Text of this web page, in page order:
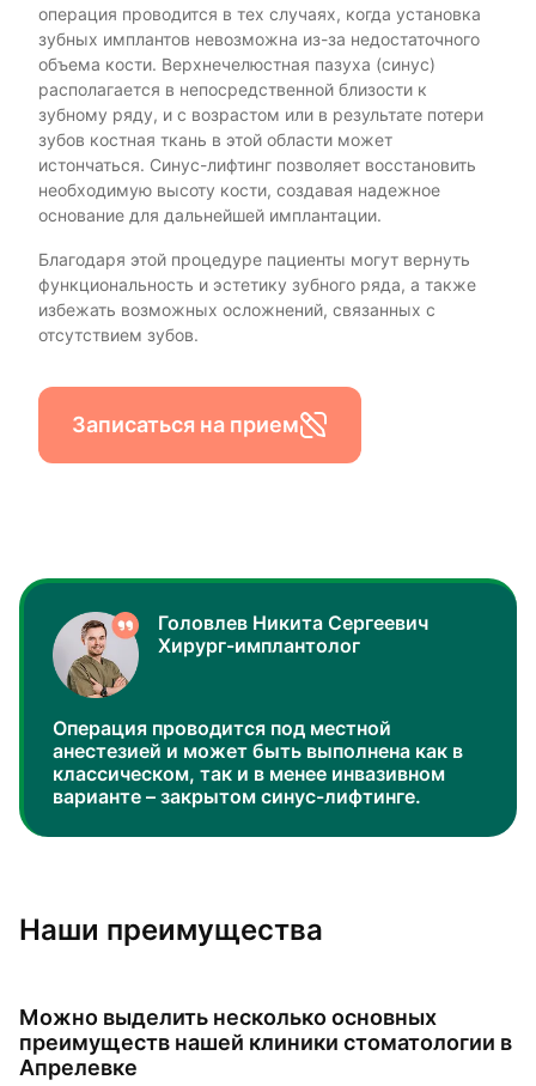
операция проводится в тех случаях, когда установка
зубных имплантов невозможна из-за недостаточного
объема кости. Верхнечелюстная пазуха (синус)
располагается в непосредственной близости к
зубному ряду, и с возрастом или в результате потери
зубов костная ткань в этой области может
истончаться. Синус-лифтинг позволяет восстановить
необходимую высоту кости, создавая надежное
основание для дальнейшей имплантации.
Благодаря этой процедуре пациенты могут вернуть
функциональность и эстетику зубного ряда, а также
избежать возможных осложнений, связанных с
отсутствием зубов.
Записаться на прием
Головлев Никита Сергеевич
Хирург-имплантолог
Операция проводится под местной
анестезией и может быть выполнена как в
классическом, так и в менее инвазивном
варианте – закрытом синус-лифтинге.
Наши преимущества
Можно выделить несколько основных
преимуществ нашей клиники стоматологии в
Апрелевке